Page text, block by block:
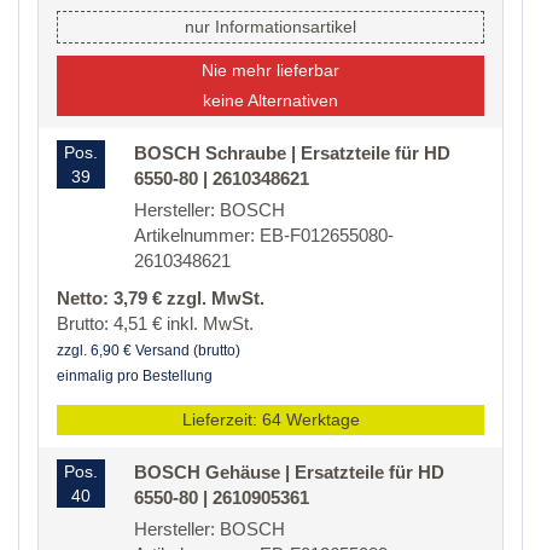
nur Informationsartikel
Nie mehr lieferbar
keine Alternativen
Pos.
39
BOSCH Schraube | Ersatzteile für HD
6550-80 | 2610348621
Hersteller: BOSCH
Artikelnummer: EB-F012655080-
2610348621
Netto: 3,79 € zzgl. MwSt.
Brutto: 4,51 € inkl. MwSt.
zzgl. 6,90 € Versand (brutto)
einmalig pro Bestellung
Lieferzeit: 64 Werktage
Pos.
40
BOSCH Gehäuse | Ersatzteile für HD
6550-80 | 2610905361
Hersteller: BOSCH